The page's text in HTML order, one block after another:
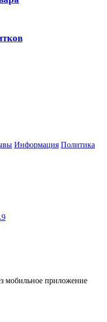
Информация Политика
мобильное приложение